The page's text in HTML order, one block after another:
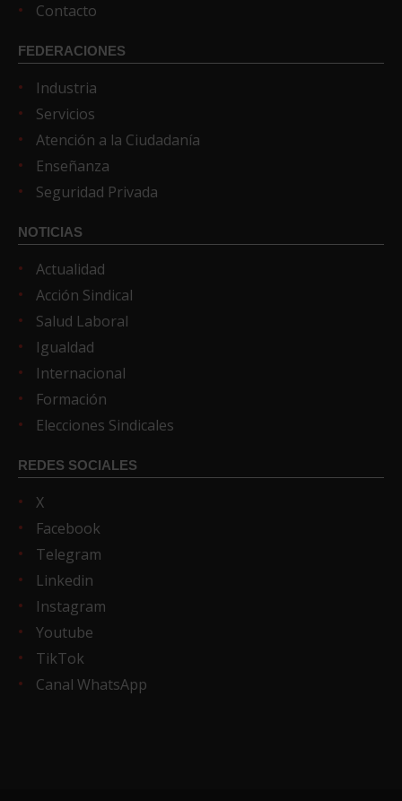
Contacto
FEDERACIONES
Industria
Servicios
Atención a la Ciudadanía
Enseñanza
Seguridad Privada
NOTICIAS
Actualidad
Acción Sindical
Salud Laboral
Igualdad
Internacional
Formación
Elecciones Sindicales
REDES SOCIALES
X
Facebook
Telegram
Linkedin
Instagram
Youtube
TikTok
Canal WhatsApp